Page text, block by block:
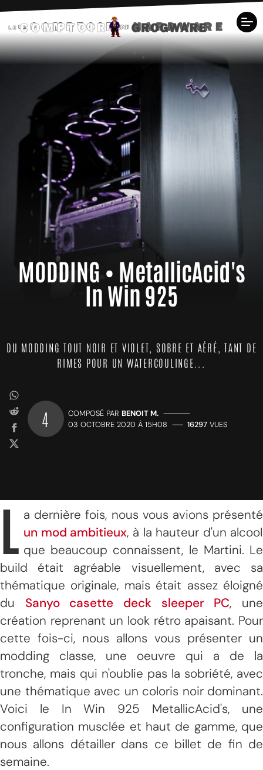
MODDING • MetallicAcid's
In Win 925
DU MODDING TOUT NOIR ET VIOLET, SOBRE ET AÉRÉ, TANT DE
RIMES POUR UN WATERCOULINGE...
4 COMPOSÉ PAR BENOIT M. —————
03 OCTOBRE 2020 À 15H08 —— 16297 VUES
L
a dernière fois, nous vous avions présenté
un mod ambitieux, à la hauteur d'un alcool
que beaucoup connaissent, le Martini. Le
build était agréable visuellement, avec sa
thématique originale, mais était assez éloigné
du Sanyo casette deck sleeper PC, une
création reprenant un look rétro apaisant. Pour
cette fois-ci, nous allons vous présenter un
modding classe, une oeuvre qui a de la
tronche, mais qui n'oublie pas la sobriété, avec
une thématique avec un coloris noir dominant.
Voici le In Win 925 MetallicAcid's, une
configuration musclée et haut de gamme, que
nous allons détailler dans ce billet de fin de
semaine.